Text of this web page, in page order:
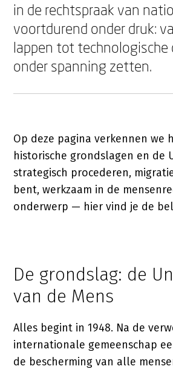
in de rechtspraak van
voortdurend onder druk:
lappen tot
onder spanning zetten.
Op deze pagina verkennen we
historische grondslagen en de
strategisch procederen,
bent, werkzaam in de
onderwerp — hier vind je de
De grondslag: de
van de Mens
Alles begint in 1948. Na de
internationale gemeenschap
de bescherming van alle